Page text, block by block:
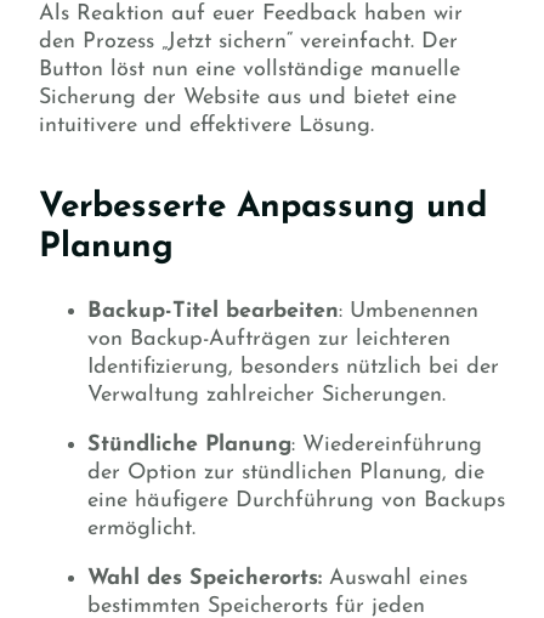
Als Reaktion auf euer Feedback haben wir
den Prozess „Jetzt sichern“ vereinfacht. Der
Button löst nun eine vollständige manuelle
Sicherung der Website aus und bietet eine
intuitivere und effektivere Lösung.
Verbesserte Anpassung und
Planung
Backup-Titel bearbeiten: Umbenennen
von Backup-Aufträgen zur leichteren
Identifizierung, besonders nützlich bei der
Verwaltung zahlreicher Sicherungen.
Stündliche Planung: Wiedereinführung
der Option zur stündlichen Planung, die
eine häufigere Durchführung von Backups
ermöglicht.
Wahl des Speicherorts: Auswahl eines
bestimmten Speicherorts für jeden